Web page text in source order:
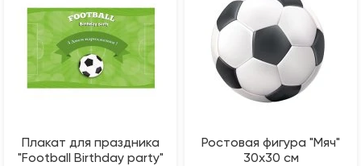
Плакат для праздника
"Football Birthday party"
Ростовая фигура "Мяч"
30х30 см